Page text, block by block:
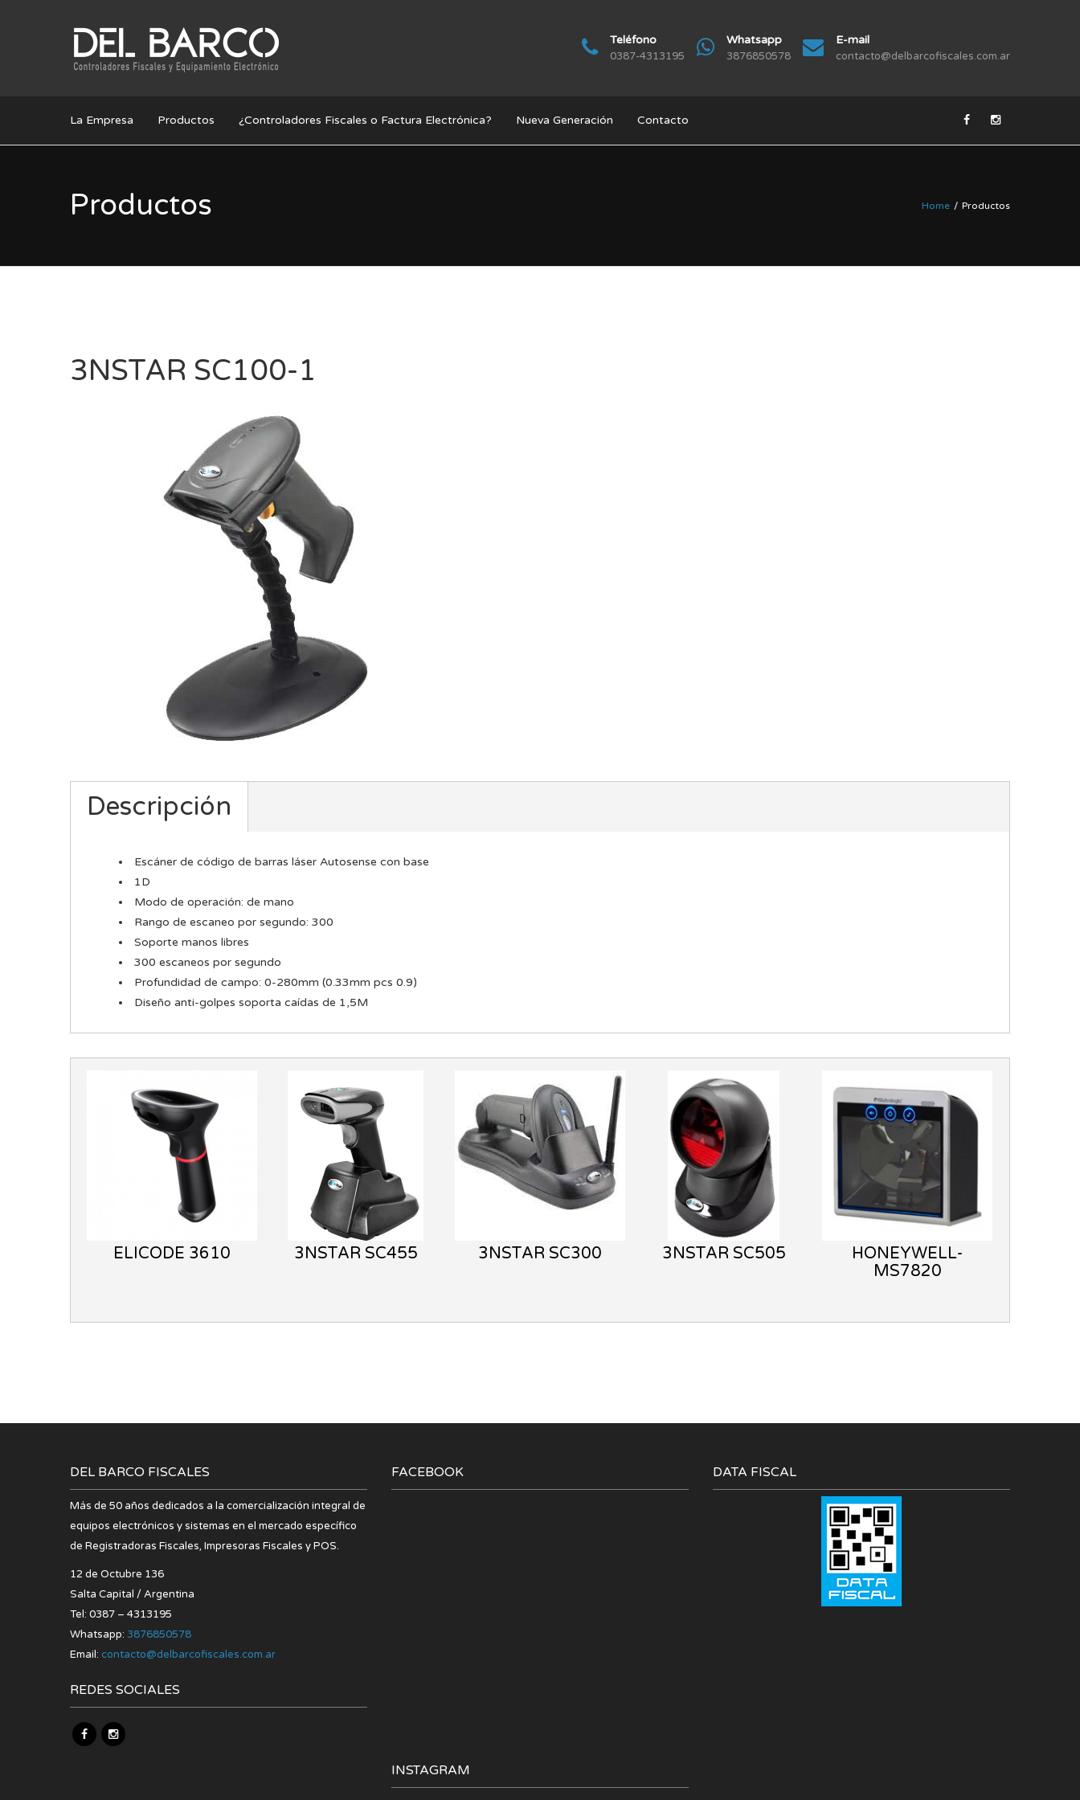
Teléfono
0387-4313195
Whatsapp
3876850578
E-mail
contacto@delbarcofiscales.com.ar
La Empresa Productos ¿Controladores Fiscales o Factura Electrónica? Nueva Generación Contacto
Productos Home / Productos
3NSTAR SC100-1
Descripción
Escáner de código de barras láser Autosense con base
1D
Modo de operación: de mano
Rango de escaneo por segundo: 300
Soporte manos libres
300 escaneos por segundo
Profundidad de campo: 0-280mm (0.33mm pcs 0.9)
Diseño anti-golpes soporta caídas de 1,5M
ELICODE 3610 3NSTAR SC455 3NSTAR SC300 3NSTAR SC505
HONEYWELL-
MS7820
DEL BARCO FISCALES
Más de 50 años dedicados a la comercialización integral de
equipos electrónicos y sistemas en el mercado específico
de Registradoras Fiscales, Impresoras Fiscales y POS.
12 de Octubre 136
Salta Capital / Argentina
Tel: 0387 – 4313195
Whatsapp: 3876850578
Email: contacto@delbarcofiscales.com.ar
REDES SOCIALES
FACEBOOK
INSTAGRAM
DATA FISCAL